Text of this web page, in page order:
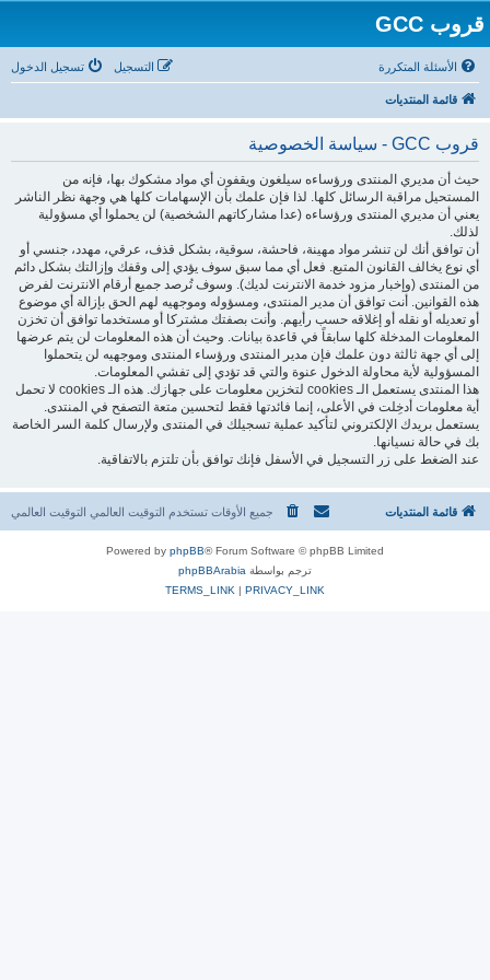
قروب GCC
الأسئلة المتكررة تسجيل الدخول التسجيل
قائمة المنتديات
قروب GCC - سياسة الخصوصية
حيث أن مديري المنتدى ورؤساءه سيلغون ويقفون أي مواد مشكوك بها، فإنه من
المستحيل مراقبة الرسائل كلها. لذا فإن علمك بأن الإسهامات كلها هي وجهة نظر الناشر
يعني أن مديري المنتدى ورؤساءه (عدا مشاركاتهم الشخصية) لن يحملوا أي مسؤولية
لذلك.
أن توافق أنك لن تنشر مواد مهينة، فاحشة، سوقية، بشكل قذف، عرقي، مهدد، جنسي أو
أي نوع يخالف القانون المتبع. فعل أي مما سبق سوف يؤدي إلى وقفك وإزالتك بشكل دائم
من المنتدى (وإخبار مزود خدمة الانترنت لديك). وسوف تُرصد جميع أرقام الانترنت لفرض
هذه القوانين. أنت توافق أن مدير المنتدى، ومسؤوله وموجهيه لهم الحق بإزالة أي موضوع
أو تعديله أو نقله أو إغلاقه حسب رأيهم. وأنت بصفتك مشتركا أو مستخدما توافق أن تخزن
المعلومات المدخلة كلها سابقاً في قاعدة بيانات. وحيث أن هذه المعلومات لن يتم عرضها
إلى أي جهة ثالثة دون علمك فإن مدير المنتدى ورؤساء المنتدى وموجهيه لن يتحملوا
المسؤولية لأية محاولة الدخول عنوة والتي قد تؤدي إلى تفشي المعلومات.
هذا المنتدى يستعمل الـ cookies لتخزين معلومات على جهازك. هذه الـ cookies لا تحمل
أية معلومات أدخِلت في الأعلى، إنما فائدتها فقط لتحسين متعة التصفح في المنتدى.
يستعمل بريدك الإلكتروني لتأكيد عملية تسجيلك في المنتدى ولإرسال كلمة السر الخاصة
بك في حالة نسيانها.
عند الضغط على زر التسجيل في الأسفل فإنك توافق بأن تلتزم بالاتفاقية.
قائمة المنتديات جميع الأوقات تستخدم التوقيت العالمي التوقيت العالمي
Powered by phpBB® Forum Software © phpBB Limited
ترجم بواسطة phpBBArabia
PRIVACY_LINK
|
TERMS_LINK